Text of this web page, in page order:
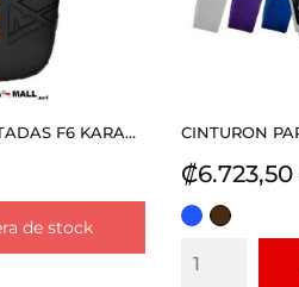
F6 KARA...
de stock
CINTURON
Precio
₡6.723,50
AZULCAFE